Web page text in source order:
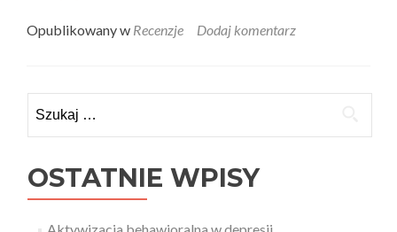
about
recenzuje
–
drogą
Opublikowany w Recenzje Dodaj komentarz
OSTATNIE WPISY